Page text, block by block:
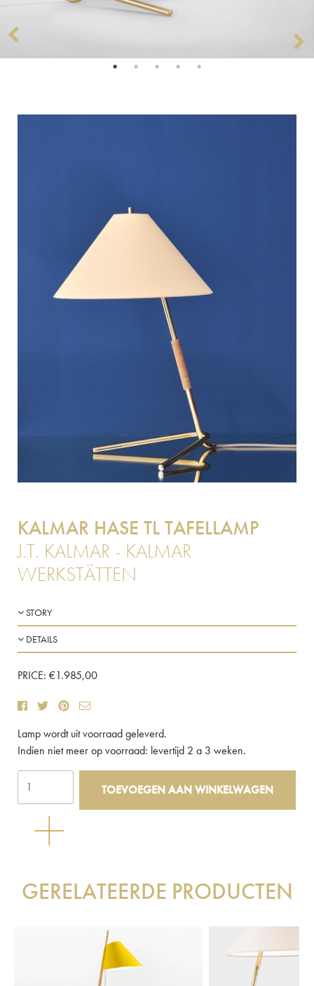
KALMAR HASE TL TAFELLAMP
J.T. KALMAR - KALMAR
WERKSTÄTTEN
STORY
DETAILS
PRICE: €1.985,00
Lamp wordt uit voorraad geleverd.
Indien niet meer op voorraad: levertijd 2 a 3 weken.
Hase
Tafellamp
TOEVOEGEN AAN WINKELWAGEN
GERELATEERDE PRODUCTEN